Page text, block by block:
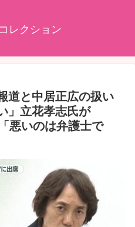
レクション
道と中居正広の扱い
」立花孝志氏が
悪いのは弁護士で